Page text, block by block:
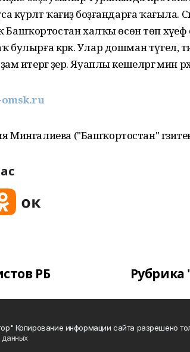
күрәләтә ҡағиҙә боҙғандарға ҡағыла.
халҡы өсөн төп
булырға кәрәк. Улар дошман
итергә әҙер. Яуаплы кешеләргә мин
Мингалиева ("Башҡортостан"
РБ
Копирование информации сайта разрешено